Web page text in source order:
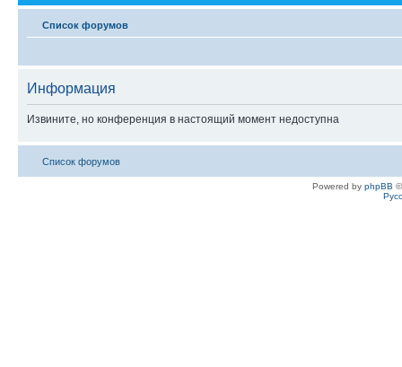
Список форумов
Информация
Извините, но конференция в настоящий момент недоступна
Список форумов
Powered by phpBB